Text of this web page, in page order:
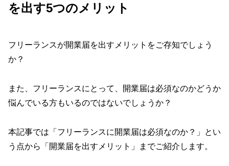
を出す5つのメリット
フリーランスが開業届を出すメリットをご存知でしょう
か？
また、フリーランスにとって、開業届は必須なのかどうか
悩んでいる方もいるのではないでしょうか？
本記事では「フリーランスに開業届は必須なのか？」とい
う点から「開業届を出すメリット」までご紹介します。